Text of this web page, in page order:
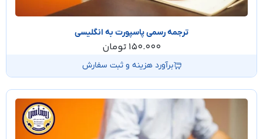
ترجمه رسمی پاسپورت به انگلیسی
150.000 تومان
برآورد هزینه و ثبت سفارش